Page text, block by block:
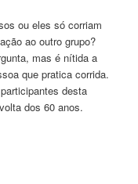
ou eles só corriam
ao outro grupo?
mas é nítida a
que pratica corrida.
desta
dos 60 anos.